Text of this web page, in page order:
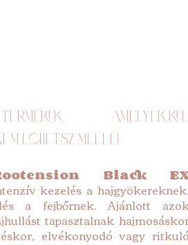
lőhetsz mellé!
Black
kezelés a
a fejbőrnek. Ajánlott
tapasztalnak
elvékonyodó vagy